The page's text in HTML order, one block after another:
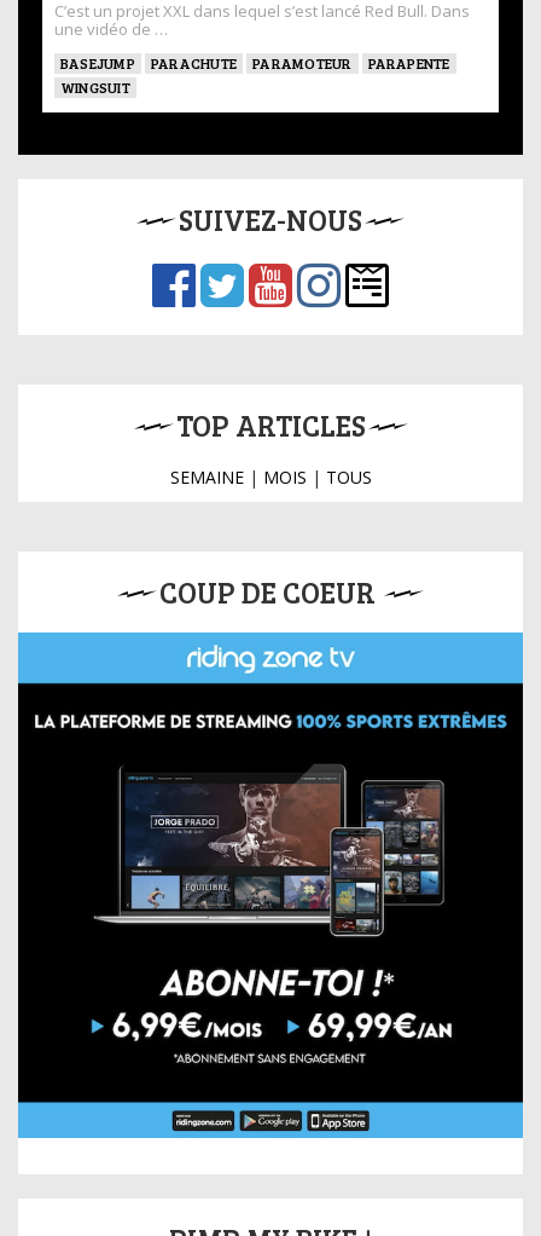
C’est un projet XXL dans lequel s’est lancé Red Bull. Dans
une vidéo de …
BASEJUMP PARACHUTE PARAMOTEUR
PARAPENTE
WINGSUIT
SUIVEZ-NOUS
TOP ARTICLES
SEMAINE| MOIS | TOUS
COUP DE COEUR